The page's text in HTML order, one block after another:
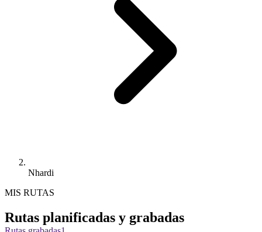
Nhardi
MIS RUTAS
Rutas planificadas y grabadas